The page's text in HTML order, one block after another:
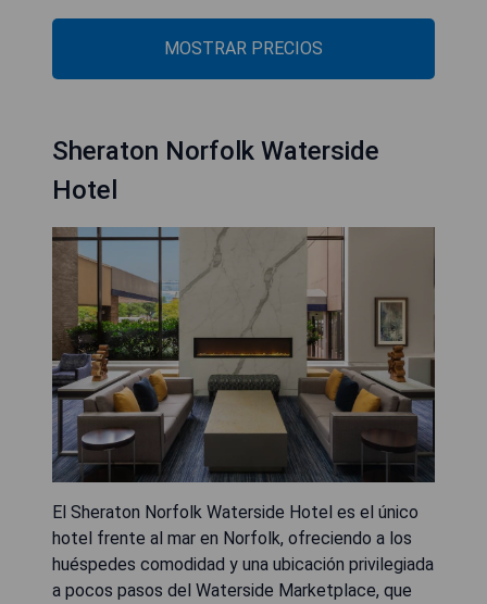
MOSTRAR PRECIOS
Sheraton Norfolk Waterside
Hotel
El Sheraton Norfolk Waterside Hotel es el único
hotel frente al mar en Norfolk, ofreciendo a los
huéspedes comodidad y una ubicación privilegiada
a pocos pasos del Waterside Marketplace, que